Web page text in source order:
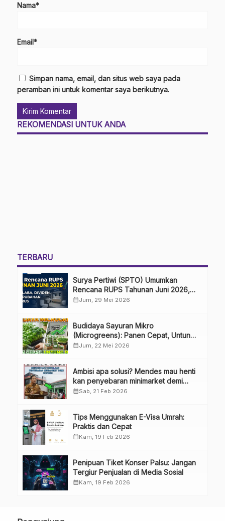
Nama*
Email*
Simpan nama, email, dan situs web saya pada
peramban ini untuk komentar saya berikutnya.
REKOMENDASI UNTUK ANDA
TERBARU
Surya Pertiwi (SPTO) Umumkan
Rencana RUPS Tahunan Juni 2026,
Bahas Penggunaan Laba Hingga
calendar_monthJum, 29 Mei 2026
Budidaya Sayuran Mikro
(Microgreens): Panen Cepat, Untung
Besar
calendar_monthJum, 22 Mei 2026
Ambisi apa solusi? Mendes mau henti
kan penyebaran minimarket demi
kopdes.
calendar_monthSab, 21 Feb 2026
Tips Menggunakan E-Visa Umrah:
Praktis dan Cepat
calendar_monthKam, 19 Feb 2026
Penipuan Tiket Konser Palsu: Jangan
Tergiur Penjualan di Media Sosial
calendar_monthKam, 19 Feb 2026